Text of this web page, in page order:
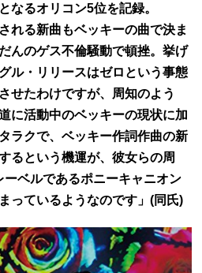
なるオリコン5位を記録。
れる新曲もベッキーの曲で決ま
んのゲス不倫騒動で頓挫。挙げ
ル・リリースはゼロという事態
せたわけですが、周知のよう
に活動中のベッキーの現状に加
ラクで、ベッキー作詞作曲の新
るという機運が、彼女らの周
ベルであるポニーキャニオン
っているようなのです」(同氏)